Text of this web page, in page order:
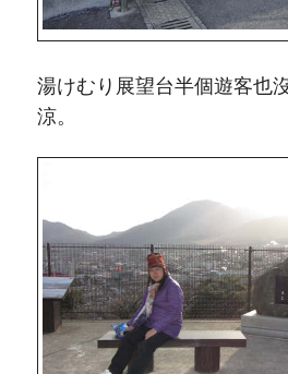
湯けむり展望台半個遊客也
涼。